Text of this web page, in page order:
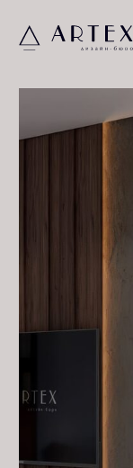
ДОМ В СТИЛЕ